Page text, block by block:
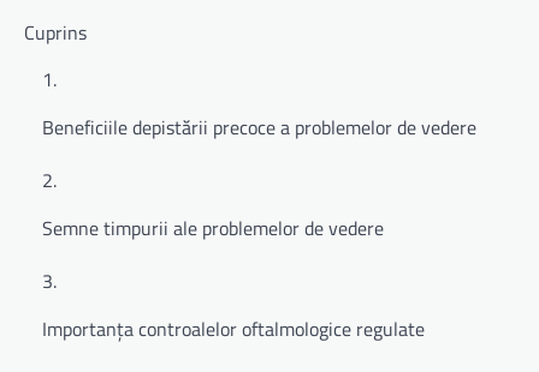
Cuprins
Beneficiile depistării precoce a problemelor de vedere
Semne timpurii ale problemelor de vedere
Importanța controalelor oftalmologice regulate